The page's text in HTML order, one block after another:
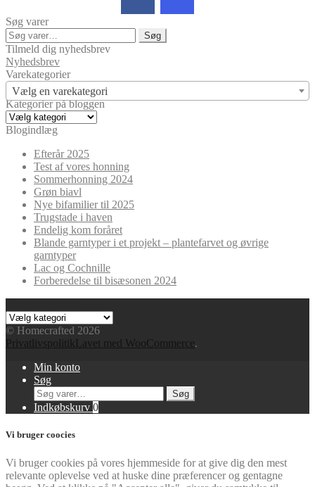
Søg varer
Søg
efter:
Søg
Tilmeld dig nyhedsbrev
Nyhedsbrev
Varekategorier
Vælg en varekategori
Kategorier på bloggen
Kategorier
på
Blogindlæg
Efterår 2025
Test af vores honning
Sommerhonning 2024
Grøn biavl
Nye bifamilier til 2025
Trugstade i haven
Endelig kom foråret
Blande garntyper i et projekt – plantefarvet og øvrige
garntyper
Lac og Cochnille
Forberedelse til bisæsonen 2024
Blog
kategorier
© Homecrafted 2026
Privatlivspolitik Lavet med WooCommerce.
Min konto
Søg
Søg
efter:
Søg
Indkøbskurv 0
Vi bruger coocies
Vi bruger cookies på vores hjemmeside for at give dig den mest
relevante oplevelse ved at huske dine præferencer og gentagne